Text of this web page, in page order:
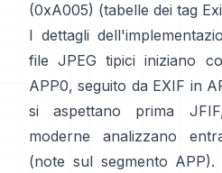
(0xA005) (tabelle dei tag
I dettagli
file JPEG tipici iniziano
APP0, seguito da EXIF in
si aspettano prima
moderne analizzano
(note sul segmento APP).